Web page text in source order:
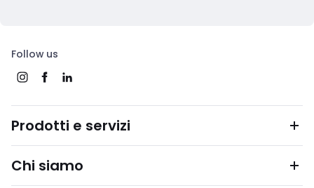
Follow us
Prodotti e servizi
Chi siamo